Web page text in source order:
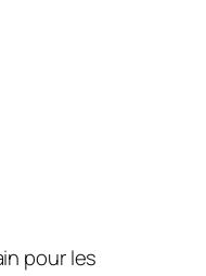
pour les